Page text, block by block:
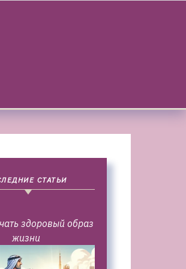
СТАТЬИ
здоровый образ
жизни